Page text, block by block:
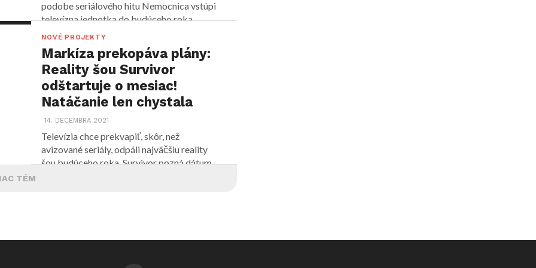
podobe seriálového hitu Nemocnica vstúpi
televízna jednotka do budúceho roka...
NOVÉ PROJEKTY
Markíza prekopáva plány:
Reality šou Survivor
odštartuje o mesiac!
Natáčanie len chystala
14. DECEMBRA 2021
Televízia chce prekvapiť, skôr, než
avizované seriály, odpáli najväčšiu reality
šou budúceho roka. Survivor pozná dátum...
TÉM